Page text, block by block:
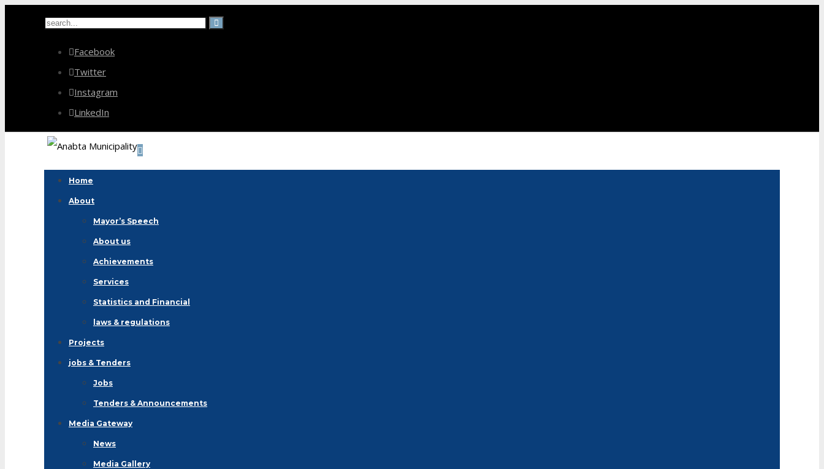
Facebook
Twitter
Instagram
LinkedIn
Home
About
Mayor’s Speech
About us
Achievements
Services
Statistics and Financial
laws & regulations
Projects
jobs & Tenders
Jobs
Tenders & Announcements
Media Gateway
News
Media Gallery